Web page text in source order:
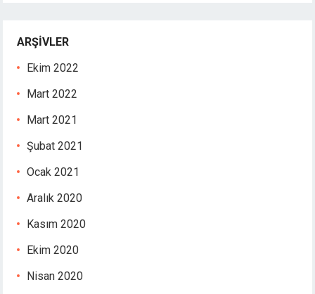
ARŞIVLER
Ekim 2022
Mart 2022
Mart 2021
Şubat 2021
Ocak 2021
Aralık 2020
Kasım 2020
Ekim 2020
Nisan 2020